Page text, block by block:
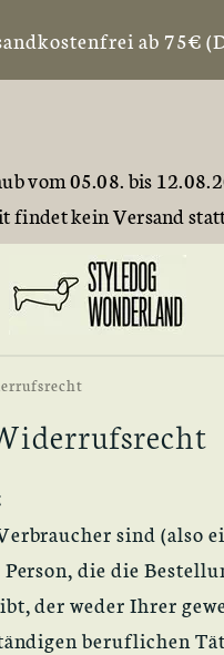
ab 75€
vom 05.08. bis
findet kein Versand
sind (also
die die
der weder Ihrer
beruflichen